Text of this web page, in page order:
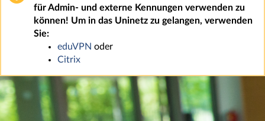
für Admin- und externe Kennungen verwenden zu
können! Um in das Uninetz zu gelangen, verwenden
Sie:
eduVPN oder
Citrix